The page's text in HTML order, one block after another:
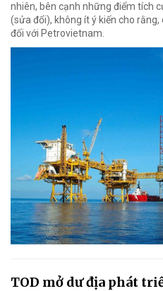
nhiên, bên cạnh những điểm tích
(sửa đổi), không ít ý kiến cho
đối với Petrovietnam.
TOD mở dư địa phát